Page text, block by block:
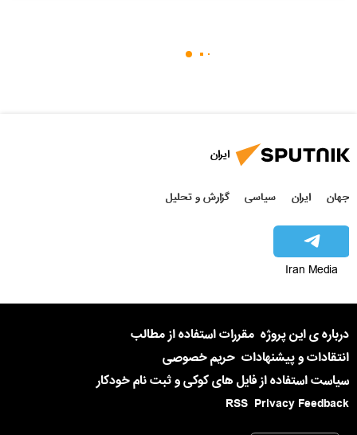
ایران
جهان ایران سیاسی گزارش و تحلیل
Iran Media
درباره ی این پروژه مقررات استفاده از مطالب
انتقادات و پیشنهادات حریم خصوصی
سیاست استفاده از فایل های کوکی و ثبت نام خودکار
Privacy Feedback
RSS